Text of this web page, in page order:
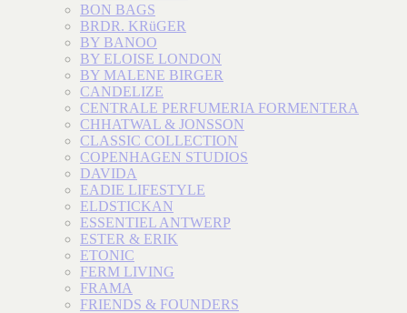
BON BAGS
BRDR. KRüGER
BY BANOO
BY ELOISE LONDON
BY MALENE BIRGER
CANDELIZE
CENTRALE PERFUMERIA FORMENTERA
CHHATWAL & JONSSON
CLASSIC COLLECTION
COPENHAGEN STUDIOS
DAVIDA
EADIE LIFESTYLE
ELDSTICKAN
ESSENTIEL ANTWERP
ESTER & ERIK
ETONIC
FERM LIVING
FRAMA
FRIENDS & FOUNDERS